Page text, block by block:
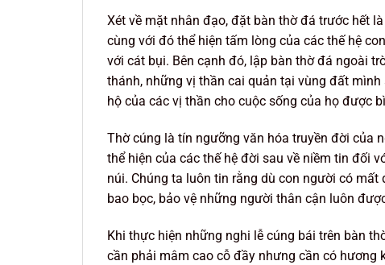
Xét về mặt nhân đạo, đặt bàn thờ đá trước hết
cùng với đó thể hiện tấm lòng của các thế hệ
với cát bụi. Bên cạnh đó, lập bàn thờ đá ngoài
thánh, những vị thần cai quản tại vùng đất
hộ của các vị thần cho cuộc sống của họ được
Thờ cúng là tín ngưỡng văn hóa truyền đời của
thể hiện của các thế hệ đời sau về niềm tin đối
núi. Chúng ta luôn tin rằng dù con người có
bao bọc, bảo vệ những người thân cận luôn
Khi thực hiện những nghi lễ cúng bái trên bàn
cần phải mâm cao cỗ đầy nhưng cần có